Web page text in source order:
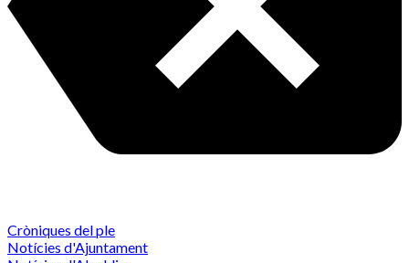
Cròniques del ple
Notícies d'Ajuntament